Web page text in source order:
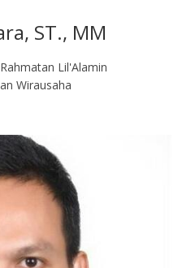
ST., MM
Lil'Alamin
Wirausaha